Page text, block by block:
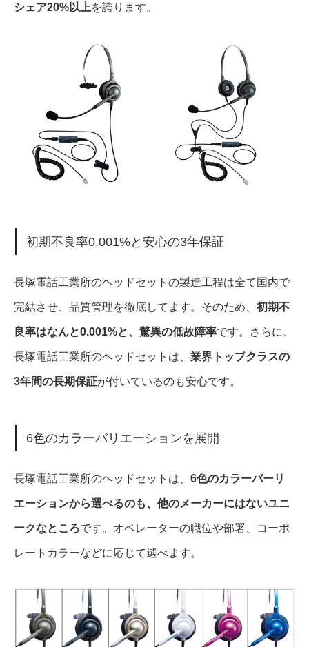
シェア20%以上を誇ります。
初期不良率0.001%と安心の3年保証
長塚電話工業所のヘッドセットの製造工程は全て国内で
完結させ、品質管理を徹底してます。そのため、 初期不
良率はなんと0.001%と、驚異の低故障率です。さらに、
長塚電話工業所のヘッドセットは、 業界トップクラスの
3年間の長期保証が付いているのも安心です。
6色のカラーバリエーションを展開
長塚電話工業所のヘッドセットは、 6色のカラーバーリ
エーションから選べるのも、他のメーカーにはないユニ
ークなところです。オペレーターの職位や部署、コーポ
レートカラーなどに応じて選べます。